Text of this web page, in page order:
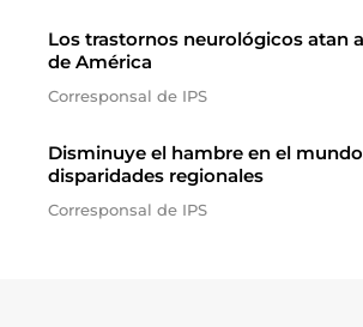
Los trastornos neurológicos atan
de América
Corresponsal de IPS
Disminuye el hambre en el
disparidades regionales
Corresponsal de IPS